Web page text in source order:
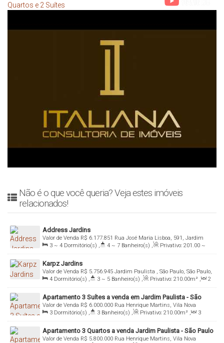
Quartos e 2 Suítes
Não é o que você queria? Veja estes imóveis
relacionados!
Address Jardins
R$ 6.177.851
Valor de Venda
Rua José Maria Lisboa, 591, Jardim
Paulista, 01423-001, Jardim Paulista , São Paulo, São Paulo, Brasil
3 ~ 4 Dormitório(s) , 4 ~ 7 Banheiro(s) , Privativo: 201 .00 ~
398.27m² , 2 Sala(s) , 3 ~ 4 Suíte(s) , Total: 201.00m² ,
3 ~
4 Vaga(s) , Útil:
Karpz Jardins
R$ 5.756.945
Valor de Venda
Jardim Paulista , São Paulo, São Paulo,
Brasil
4 Dormitório(s) , 3 ~ 5 Banheiro(s) , Privativo: 210.00m² ,
2
Sala(s) , 3 Suíte(s) , Total: 210.00m² , 3 ~ 4 Vaga(s) ,
Útil:
210.00m²
Apartamento 3 Suítes a venda em Jardim Paulista - São
Paulo
R$ 6.000.000
Valor de Venda
Rua Henrique Martins, Vila Nova
Conceição, 04504-000, Jardim Paulista , São Paulo, São Paulo, Brasil
3 Dormitório(s) , 3 Banheiro(s) , Privativo: 210.00m² ,
3
Sala(s) , 3 Suíte(s) , Total: 210.00m² , 3 Vaga(s) ,
Útil:
210.00m²
Apartamento 3 Quartos a venda Jardim Paulista - São Paulo
- SP
R$ 5.800.000
Valor de Venda
Rua Henrique Martins, Vila Nova